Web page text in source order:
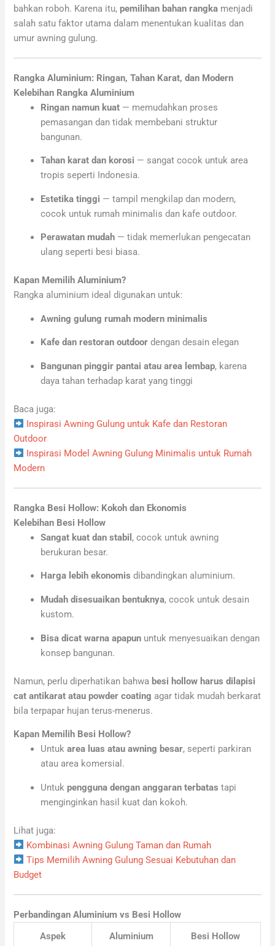
bahkan roboh. Karena itu,pemilihan bahan rangka menjadi
salah satu faktor utama dalam menentukan kualitas dan
umur awning gulung.
Rangka Aluminium: Ringan, Tahan Karat, dan Modern
Kelebihan Rangka Aluminium
Ringan namun kuat — memudahkan proses
pemasangan dan tidak membebani struktur
bangunan.
Tahan karat dan korosi — sangat cocok untuk area
tropis seperti Indonesia.
Estetika tinggi — tampil mengkilap dan modern,
cocok untuk rumah minimalis dan kafe outdoor.
Perawatan mudah — tidak memerlukan pengecatan
ulang seperti besi biasa.
Kapan Memilih Aluminium?
Rangka aluminium ideal digunakan untuk:
Awning gulung rumah modern minimalis
Kafe dan restoran outdoor dengan desain elegan
Bangunan pinggir pantai atau area lembap, karena
daya tahan terhadap karat yang tinggi
Baca juga:
Inspirasi Awning Gulung untuk Kafe dan Restoran
Outdoor
Inspirasi Model Awning Gulung Minimalis untuk Rumah
Modern
Rangka Besi Hollow: Kokoh dan Ekonomis
Kelebihan Besi Hollow
Sangat kuat dan stabil , cocok untuk awning
berukuran besar.
Harga lebih ekonomis dibandingkan aluminium.
Mudah disesuaikan bentuknya, cocok untuk desain
kustom.
Bisa dicat warna apapun untuk menyesuaikan dengan
konsep bangunan.
Namun, perlu diperhatikan bahwa besi hollow harus dilapisi
cat antikarat atau powder coating agar tidak mudah berkarat
bila terpapar hujan terus-menerus.
Kapan Memilih Besi Hollow?
Untukarea luas atau awning besar, seperti parkiran
atau area komersial.
Untukpengguna dengan anggaran terbatas tapi
menginginkan hasil kuat dan kokoh.
Lihat juga:
Kombinasi Awning Gulung Taman dan Rumah
Tips Memilih Awning Gulung Sesuai Kebutuhan dan
Budget
Perbandingan Aluminium vs Besi Hollow
Aspek
Aluminium Besi Hollow